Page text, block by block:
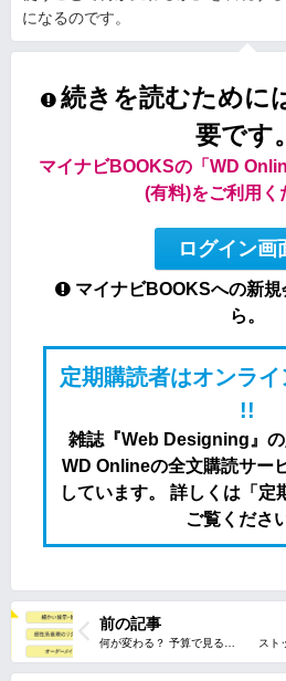
になるのです。
続きを読むために
要です。
マイナビBOOKSの「WD
(有料)をご利用く
ログイン画
マイナビBOOKSへの新規
ら。
定期購読者はオンラ
!!
雑誌『Web Designing』の
WD Onlineの全文購読サー
しています。 詳しくは「定
ご覧くださ
前の記事